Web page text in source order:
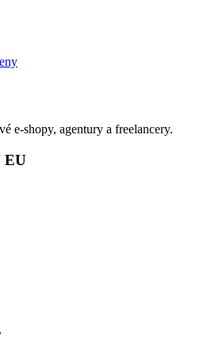
e-shopy, agentury a freelancery.
EU